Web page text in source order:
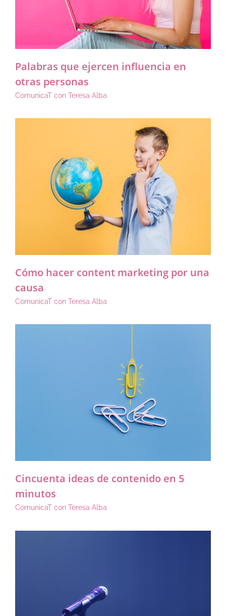
Palabras que ejercen influencia en
otras personas
ComunicaT con Teresa Alba
Cómo hacer content marketing por una
causa
ComunicaT con Teresa Alba
Cincuenta ideas de contenido en 5
minutos
ComunicaT con Teresa Alba